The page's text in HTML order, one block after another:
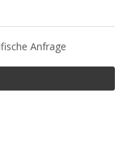
Anfrage